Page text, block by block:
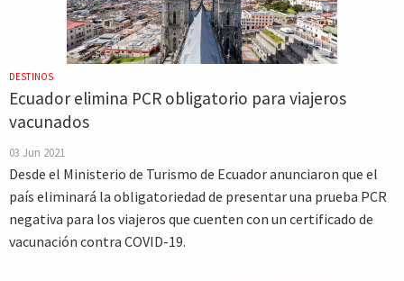
DESTINOS
Ecuador elimina PCR obligatorio para viajeros
vacunados
03 Jun 2021
Desde el Ministerio de Turismo de Ecuador anunciaron que el
país eliminará la obligatoriedad de presentar una prueba PCR
negativa para los viajeros que cuenten con un certificado de
vacunación contra COVID-19.